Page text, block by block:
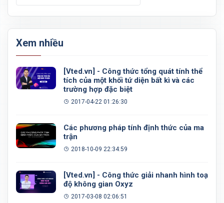
Xem nhiều
[Vted.vn] - Công thức tổng quát tính thể
tích của một khối tứ diện bất kì và các
trường hợp đặc biệt
2017-04-22 01:26:30
Các phương pháp tính định thức của ma
trận
2018-10-09 22:34:59
[Vted.vn] - Công thức giải nhanh hình toạ
độ không gian Oxyz
2017-03-08 02:06:51